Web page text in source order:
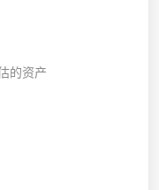
的资产